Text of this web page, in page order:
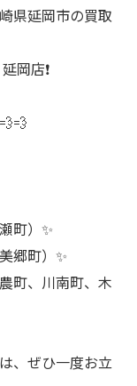
県延岡市の買取
岡店❗
町）✨
郷町）✨
町、川南町、木
、ぜひ一度お立